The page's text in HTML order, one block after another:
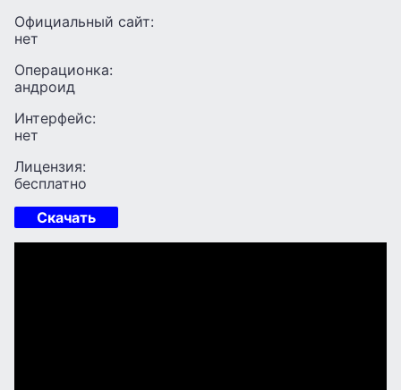
Официальный сайт:
нет
Операционка:
андроид
Интерфейс:
нет
Лицензия:
бесплатно
Скачать